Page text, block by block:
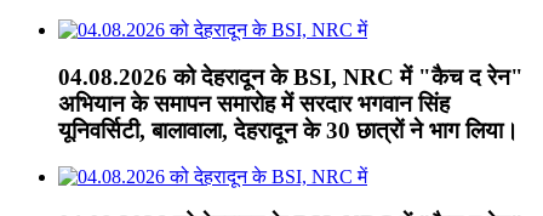
04.08.2026 को देहरादून के BSI, NRC में "कैच द रेन"
अभियान के समापन समारोह में सरदार भगवान सिंह
यूनिवर्सिटी, बालावाला, देहरादून के 30 छात्रों ने भाग लिया।